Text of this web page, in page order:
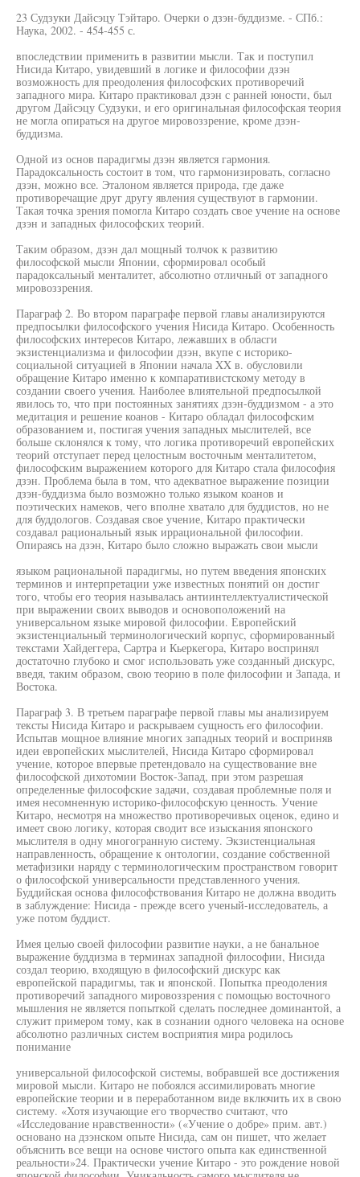
23 Судзуки Дайсэцу Тэйтаро. Очерки о дзэн-буддизме. - СПб.:
Наука, 2002. - 454-455 с.
впоследствии применить в развитии мысли. Так и поступил
Нисида Китаро, увидевший в логике и философии дзэн
возможность для преодоления философских противоречий
западного мира. Китаро практиковал дзэн с ранней юности, был
другом Дайсэцу Судзуки, и его оригинальная философская теория
не могла опираться на другое мировоззрение, кроме дзэн-
буддизма.
Одной из основ парадигмы дзэн является гармония.
Парадоксальность состоит в том, что гармонизировать, согласно
дзэн, можно все. Эталоном является природа, где даже
противоречащие друг другу явления существуют в гармонии.
Такая точка зрения помогла Китаро создать свое учение на основе
дзэн и западных философских теорий.
Таким образом, дзэн дал мощный толчок к развитию
философской мысли Японии, сформировал особый
парадоксальный менталитет, абсолютно отличный от западного
мировоззрения.
Параграф 2. Во втором параграфе первой главы анализируются
предпосылки философского учения Нисида Китаро. Особенность
философских интересов Китаро, лежавших в обласги
экзистенциализма и философии дзэн, вкупе с историко-
социальной ситуацией в Японии начала XX в. обусловили
обращение Китаро именно к компаративистскому методу в
создании своего учения. Наиболее влиятельной предпосылкой
явилось то, что при постоянных занятиях дзэн-буддизмом - а это
медитация и решение коанов - Китаро обладал философским
образованием и, постигая учения западных мыслителей, все
больше склонялся к тому, что логика противоречий европейских
теорий отступает перед целостным восточным менталитетом,
философским выражением которого для Китаро стала философия
дзэн. Проблема была в том, что адекватное выражение позиции
дзэн-буддизма было возможно только языком коанов и
поэтических намеков, чего вполне хватало для буддистов, но не
для буддологов. Создавая свое учение, Китаро практически
создавал рациональный язык иррациональной философии.
Опираясь на дзэн, Китаро было сложно выражать свои мысли
языком рациональной парадигмы, но путем введения японских
терминов и интерпретации уже известных понятий он достиг
того, чтобы его теория называлась антиинтеллектуалистической
при выражении своих выводов и основоположений на
универсальном языке мировой философии. Европейский
экзистенциальный терминологический корпус, сформированный
текстами Хайдеггера, Сартра и Кьеркегора, Китаро воспринял
достаточно глубоко и смог использовать уже созданный дискурс,
введя, таким образом, свою теорию в поле философии и Запада, и
Востока.
Параграф 3. В третьем параграфе первой главы мы анализируем
тексты Нисида Китаро и раскрываем сущность его философии.
Испытав мощное влияние многих западных теорий и восприняв
идеи европейских мыслителей, Нисида Китаро сформировал
учение, которое впервые претендовало на существование вне
философской дихотомии Восток-Запад, при этом разрешая
определенные философские задачи, создавая проблемные поля и
имея несомненную историко-философскую ценность. Учение
Китаро, несмотря на множество противоречивых оценок, едино и
имеет свою логику, которая сводит все изыскания японского
мыслителя в одну многогранную систему. Экзистенциальная
направленность, обращение к онтологии, создание собственной
метафизики наряду с терминологическим пространством говорит
о философской универсальности представленного учения.
Буддийская основа философствования Китаро не должна вводить
в заблуждение: Нисида - прежде всего ученый-исследователь, а
уже потом буддист.
Имея целью своей философии развитие науки, а не банальное
выражение буддизма в терминах западной философии, Нисида
создал теорию, входящую в философский дискурс как
европейской парадигмы, так и японской. Попытка преодоления
противоречий западного мировоззрения с помощью восточного
мышления не является попыткой сделать последнее доминантой, а
служит примером тому, как в сознании одного человека на основе
абсолютно различных систем восприятия мира родилось
понимание
универсальной философской системы, вобравшей все достижения
мировой мысли. Китаро не побоялся ассимилировать многие
европейские теории и в переработанном виде включить их в свою
систему. «Хотя изучающие его творчество считают, что
«Исследование нравственности» («Учение о добре» прим. авт.)
основано на дзэнском опыте Нисида, сам он пишет, что желает
объяснить все вещи на основе чистого опыта как единственной
реальности»24. Практически учение Китаро - это рождение новой